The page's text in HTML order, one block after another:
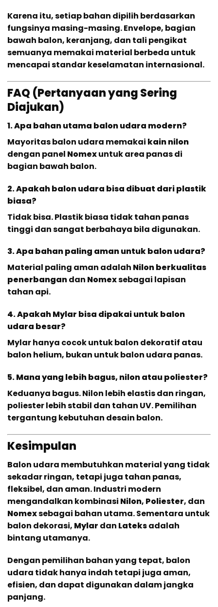
Karena itu, setiap bahan dipilih berdasarkan
fungsinya masing-masing. Envelope, bagian
bawah balon, keranjang, dan tali pengikat
semuanya memakai material berbeda untuk
mencapai standar keselamatan internasional.
FAQ (Pertanyaan yang Sering
Diajukan)
1. Apa bahan utama balon udara modern?
Mayoritas balon udara memakai kain nilon
dengan panel Nomexuntuk area panas di
bagian bawah balon.
2. Apakah balon udara bisa dibuat dari plastik
biasa?
Tidak bisa. Plastik biasa tidak tahan panas
tinggi dan sangat berbahaya bila digunakan.
3. Apa bahan paling aman untuk balon udara?
Material paling aman adalah Nilon berkualitas
penerbangandan Nomexsebagai lapisan
tahan api.
4. Apakah Mylar bisa dipakai untuk balon
udara besar?
Mylar hanya cocok untuk balon dekoratif atau
balon helium, bukan untuk balon udara panas.
5. Mana yang lebih bagus, nilon atau poliester?
Keduanya bagus. Nilon lebih elastis dan ringan,
poliester lebih stabil dan tahan UV. Pemilihan
tergantung kebutuhan desain balon.
Kesimpulan
Balon udara membutuhkan material yang tidak
sekadar ringan, tetapi juga tahan panas,
fleksibel, dan aman. Industri modern
mengandalkan kombinasi Nilon, Poliester, dan
Nomexsebagai bahan utama. Sementara untuk
balon dekorasi, Mylar dan Lateksadalah
bintang utamanya.
Dengan pemilihan bahan yang tepat, balon
udara tidak hanya indah tetapi juga aman,
efisien, dan dapat digunakan dalam jangka
panjang.